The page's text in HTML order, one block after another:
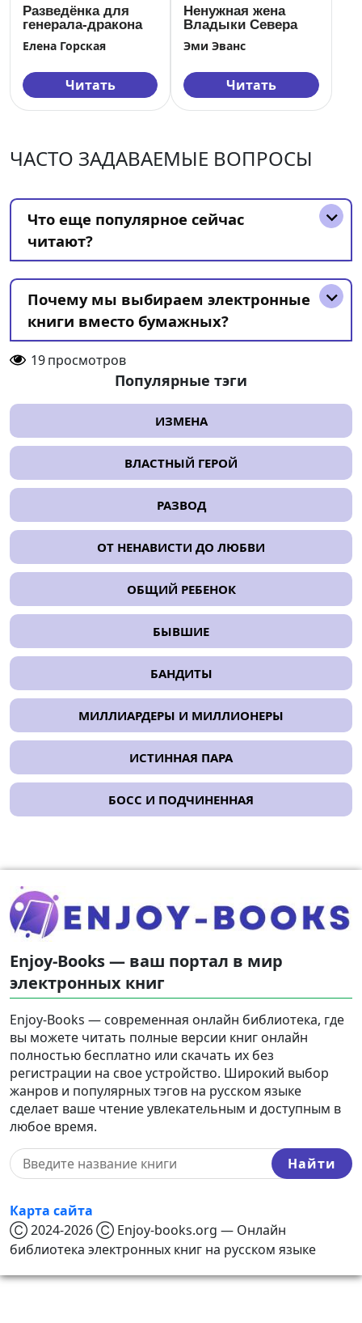
Разведёнка для
генерала-дракона
Елена Горская
Читать
Ненужная жена
Владыки Севера
Эми Эванс
Читать
ЧАСТО ЗАДАВАЕМЫЕ ВОПРОСЫ
Что еще популярное сейчас
читают?
Почему мы выбираем электронные
книги вместо бумажных?
19просмотров
Популярные тэги
ИЗМЕНА
ВЛАСТНЫЙ ГЕРОЙ
РАЗВОД
ОТ НЕНАВИСТИ ДО ЛЮБВИ
ОБЩИЙ РЕБЕНОК
БЫВШИЕ
БАНДИТЫ
МИЛЛИАРДЕРЫ И МИЛЛИОНЕРЫ
ИСТИННАЯ ПАРА
БОСС И ПОДЧИНЕННАЯ
Enjoy-Books — ваш портал в мир
электронных книг
Enjoy-Books — современная онлайн библиотека, где
вы можете читать полные версии книг онлайн
полностью бесплатно или скачать их без
регистрации на свое устройство. Широкий выбор
жанров и популярных тэгов на русском языке
сделает ваше чтение увлекательным и доступным в
любое время.
Найти
Карта сайта
Ⓒ 2024-2026 Ⓒ Enjoy-books.org — Онлайн
библиотека электронных книг на русском языке